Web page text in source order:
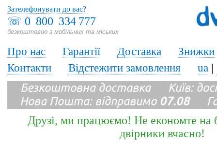
☏ 0 800 334 777
безкоштовно з мобільних та міських
Зателефонувати до вас?
Про нас Гарантії Доставка
Знижки
Контакти
Відстежити замовлення ua |
Безкоштовна доставка Київ:
Нова Пошта: відправимо 07.08
Друзі, ми працюємо! Не економте на
двірники вчасно!